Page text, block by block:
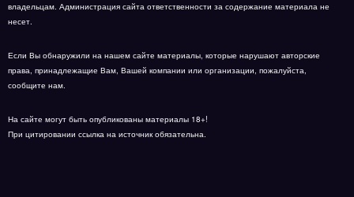
владельцам. Администрация сайта ответственности за содержание материала не
несет.
Если Вы обнаружили на нашем сайте материалы, которые нарушают авторские
права, принадлежащие Вам, Вашей компании или организации, пожалуйста,
сообщите нам.
На сайте могут быть опубликованы материалы 18+!
При цитировании ссылка на источник обязательна.